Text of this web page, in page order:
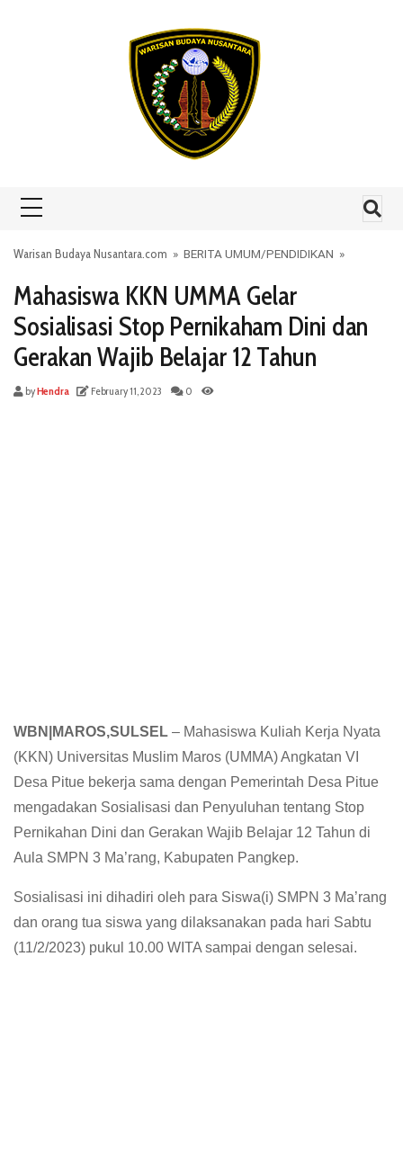
Warisan Budaya Nusantara.com » BERITA UMUM/PENDIDIKAN »
Mahasiswa KKN UMMA Gelar
Sosialisasi Stop Pernikaham Dini dan
Gerakan Wajib Belajar 12 Tahun
byHendra February 11, 2023 0
WBN|MAROS,SULSEL – Mahasiswa Kuliah Kerja Nyata
(KKN) Universitas Muslim Maros (UMMA) Angkatan VI
Desa Pitue bekerja sama dengan Pemerintah Desa Pitue
mengadakan Sosialisasi dan Penyuluhan tentang Stop
Pernikahan Dini dan Gerakan Wajib Belajar 12 Tahun di
Aula SMPN 3 Ma’rang, Kabupaten Pangkep.
Sosialisasi ini dihadiri oleh para Siswa(i) SMPN 3 Ma’rang
dan orang tua siswa yang dilaksanakan pada hari Sabtu
(11/2/2023) pukul 10.00 WITA sampai dengan selesai.